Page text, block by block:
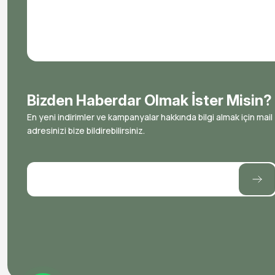
Bizden Haberdar Olmak İster Misin?
En yeni indirimler ve kampanyalar hakkında bilgi almak için mail
adresinizi bize bildirebilirsiniz.